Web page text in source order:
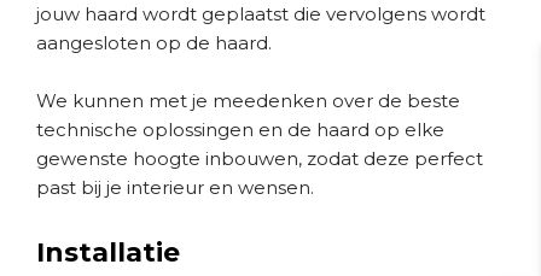
jouw haard wordt geplaatst die vervolgens wordt
aangesloten op de haard.
We kunnen met je meedenken over de beste
technische oplossingen en de haard op elke
gewenste hoogte inbouwen, zodat deze perfect
past bij je interieur en wensen.
Installatie